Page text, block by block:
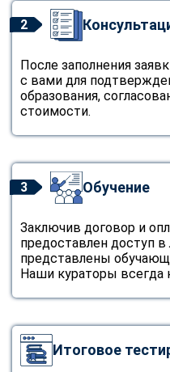
2
После заполнения
с вами для
образования,
стоимости.
3 Обучение
Заключив договор и
предоставлен доступ
представлены
Наши кураторы всегда
Итоговое